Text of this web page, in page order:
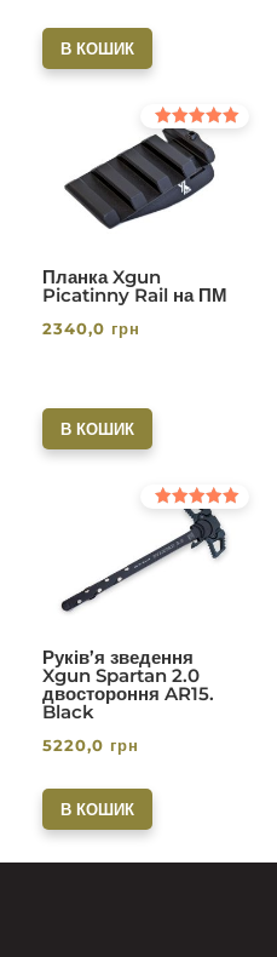
В КОШИК
Планка Xgun
Picatinny Rail на ПМ
Оцінено в
5.00
з 5
2340,0 грн
В КОШИК
Руків’я зведення
Xgun Spartan 2.0
двостороння AR15.
Black
Оцінено в
з 5
5220,0 грн
В КОШИК